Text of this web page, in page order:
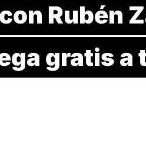
Rubén
gratis a